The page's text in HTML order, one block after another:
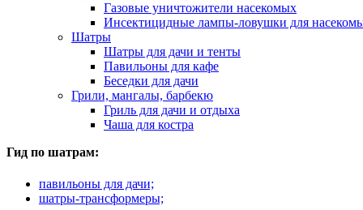
Газовые уничтожители насекомых
Инсектицидные лампы-ловушки для
Шатры
Шатры для дачи и тенты
Павильоны для кафе
Беседки для дачи
Грили, мангалы, барбекю
Гриль для дачи и отдыха
Чаша для костра
Гид по шатрам:
павильоны для дачи;
шатры-трансформеры;